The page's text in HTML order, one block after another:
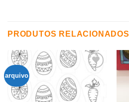
PRODUTOS RELACIONADOS
arquivo
aos
meus
desejos